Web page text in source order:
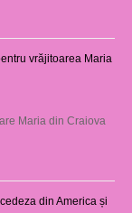
vrăjitoarea Maria
Maria din Craiova
din America și